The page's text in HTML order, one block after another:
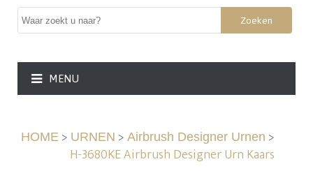
Zoeken
MENU
HOME> URNEN > Airbrush Designer Urnen >
H-3680KE Airbrush Designer Urn Kaars